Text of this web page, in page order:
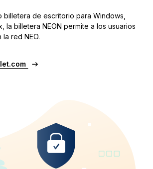
billetera de escritorio para Windows,
la billetera NEON permite a los usuarios
la red NEO.